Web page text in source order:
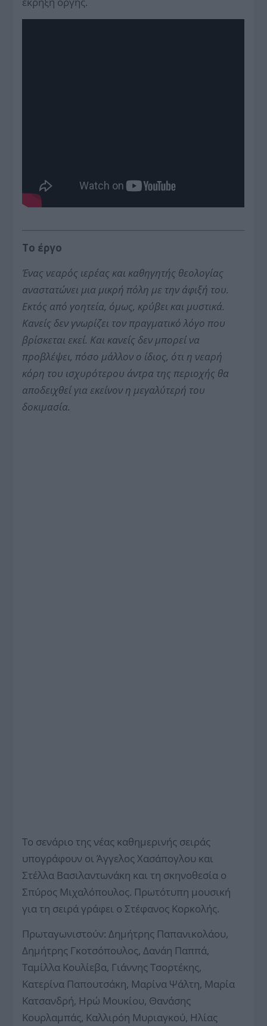
Το έργο
Ένας νεαρός ιερέας και καθηγητής θεολογίας
αναστατώνει μια μικρή πόλη με την άφιξή του.
Εκτός από γοητεία, όμως, κρύβει και μυστικά.
Κανείς δεν γνωρίζει τον πραγματικό λόγο που
βρίσκεται εκεί. Και κανείς δεν μπορεί να
προβλέψει, πόσο μάλλον ο ίδιος, ότι η νεαρή
κόρη του ισχυρότερου άντρα της περιοχής θα
αποδειχθεί για εκείνον η μεγαλύτερή του
δοκιμασία.
Το σενάριο της νέας καθημερινής σειράς
υπογράφουν οι Άγγελος Χασάπογλου και
Στέλλα Βασιλαντωνάκη και τη σκηνοθεσία ο
Σπύρος Μιχαλόπουλος. Πρωτότυπη μουσική
για τη σειρά γράφει ο Στέφανος Κορκολής.
Πρωταγωνιστούν: Δημήτρης Παπανικολάου,
Δημήτρης Γκοτσόπουλος, Δανάη Παππά,
Ταμίλλα Κουλίεβα, Γιάννης Τσορτέκης,
Κατερίνα Παπουτσάκη, Μαρίνα Ψάλτη, Μαρία
Κατσανδρή, Ηρώ Μουκίου, Θανάσης
Κουρλαμπάς, Καλλιρόη Μυριαγκού, Ηλίας